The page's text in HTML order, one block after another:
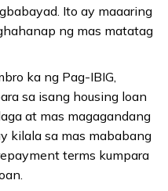
Ito ay maaaring
ng mas matatag
ka ng Pag-IBIG,
sa isang housing loan
at mas magagandang
kilala sa mas mababang
terms kumpara